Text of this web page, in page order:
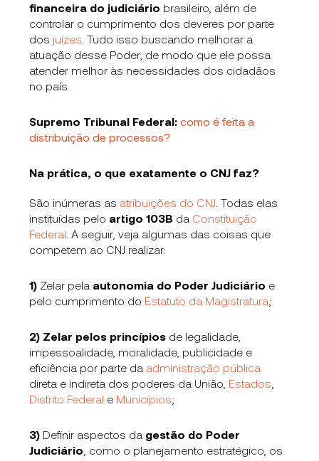
financeira do judiciário brasileiro, além de
controlar o cumprimento dos deveres por parte
dos juízes . Tudo isso buscando melhorar a
atuação desse Poder, de modo que ele possa
atender melhor às necessidades dos cidadãos
no país.
Supremo Tribunal Federal:como é feita a
distribuição de processos?
Na prática, o que exatamente o CNJ faz?
São inúmeras as atribuições do CNJ . Todas elas
instituídas pelo artigo 103B da Constituição
Federal . A seguir, veja algumas das coisas que
competem ao CNJ realizar:
1) Zelar pela autonomia do Poder Judiciário e
pelo cumprimento do Estatuto da Magistratura;
2) Zelar pelos princípios de legalidade,
impessoalidade, moralidade, publicidade e
eficiência por parte da administração pública
direta e indireta dos poderes da União, Estados
Distrito Federal e Municípios;
3) Definir aspectos da gestão do Poder
Judiciário , como o planejamento estratégico, os